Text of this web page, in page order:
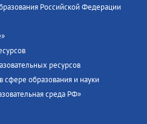
Российской Федерации
ресурсов
сфере образования и науки
среда РФ»